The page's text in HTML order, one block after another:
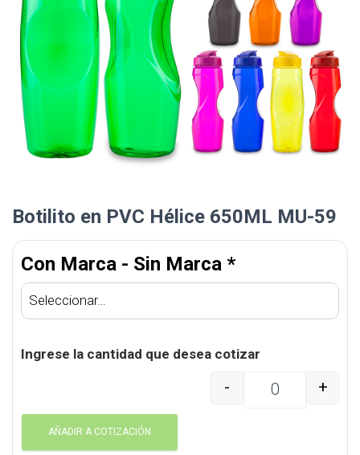
Botilito en PVC Hélice 650ML MU-59
Con Marca - Sin Marca *
Ingrese la cantidad que desea cotizar
Botilito en PVC Hélice
- +
AÑADIR A COTIZACIÓN